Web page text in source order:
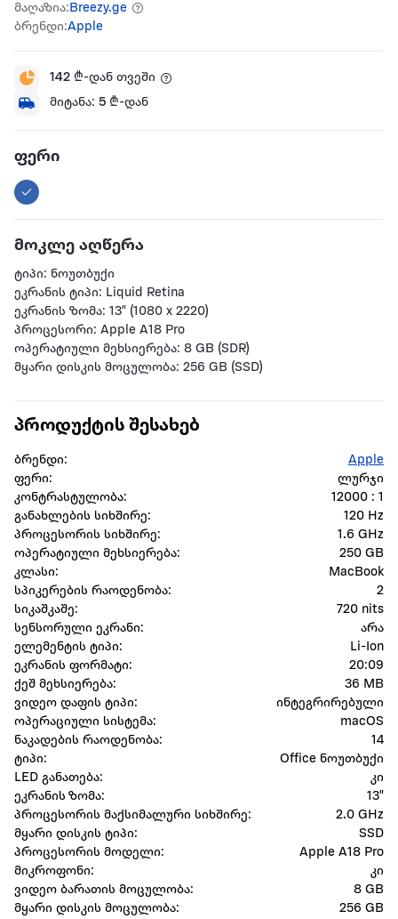
მაღაზია: Breezy.ge
ბრენდი:Apple
142 ₾-დან თვეში
მიტანა: 5 ₾-დან
ფერი
მოკლე აღწერა
ტიპი: ნოუთბუქი
ეკრანის ტიპი: Liquid Retina
ეკრანის ზომა: 13" (1080 x 2220)
პროცესორი: Apple A18 Pro
ოპერატიული მეხსიერება: 8 GB (SDR)
მყარი დისკის მოცულობა: 256 GB (SSD)
პროდუქტის შესახებ
ბრენდი:
Apple
ფერი:
ლურჯი
კონტრასტულობა:
12000 : 1
განახლების სიხშირე:
120 Hz
პროცესორის სიხშირე:
1.6 GHz
ოპერატიული მეხსიერება:
250 GB
კლასი:
MacBook
სპიკერების რაოდენობა:
2
სიკაშკაშე:
720 nits
სენსორული ეკრანი:
არა
ელემენტის ტიპი:
Li-Ion
ეკრანის ფორმატი:
20:09
ქეშ მეხსიერება:
36 MB
ვიდეო დაფის ტიპი:
ინტეგრირებული
ოპერაციული სისტემა:
macOS
ნაკადების რაოდენობა:
14
ტიპი:
Office ნოუთბუქი
LED განათება:
კი
ეკრანის ზომა:
13"
პროცესორის მაქსიმალური სიხშირე:
2.0 GHz
მყარი დისკის ტიპი:
SSD
პროცესორის მოდელი:
Apple A18 Pro
მიკროფონი:
კი
ვიდეო ბარათის მოცულობა:
8 GB
მყარი დისკის მოცულობა:
256 GB